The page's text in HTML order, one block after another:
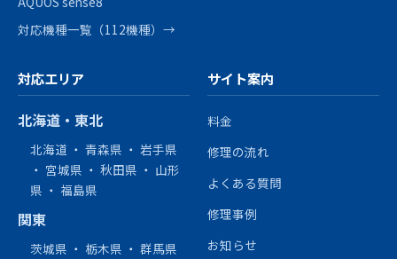
対応機種一覧（112機種）→
対応エリア
北海道・東北
北海道 ・ 青森県 ・ 岩手県
・ 宮城県 ・ 秋田県 ・ 山形
県 ・ 福島県
関東
茨城県 ・ 栃木県 ・ 群馬県
サイト案内
料金
修理の流れ
よくある質問
修理事例
お知らせ